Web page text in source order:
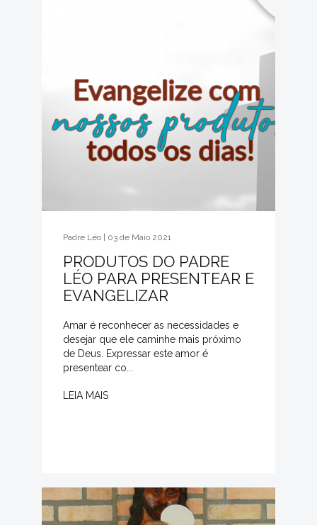
Padre Léo | 03 de Maio 2021
PRODUTOS DO PADRE
LÉO PARA PRESENTEAR E
EVANGELIZAR
Amar é reconhecer as necessidades e
desejar que ele caminhe mais próximo
de Deus. Expressar este amor é
presentear co...
LEIA MAIS